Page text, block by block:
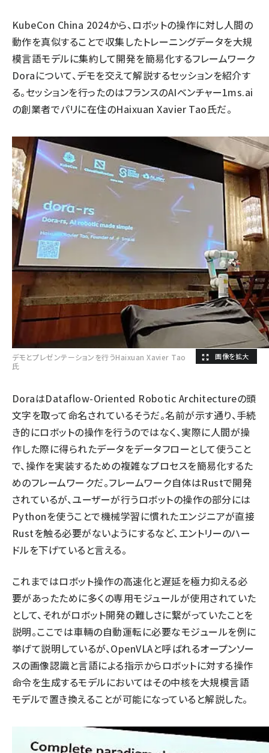
KubeCon China 2024から、ロボットの操作に対し人間の
動作を真似することで収集したトレーニングデータを大規
模言語モデルに集約して開発を簡易化するフレームワーク
Doraについて、デモを交えて解説するセッションを紹介す
る。セッションを行ったのはフランスのAIベンチャー1ms.ai
の創業者でパリに在住のHaixuan Xavier Tao氏だ。
デモとプレゼンテーションを行うHaixuan Xavier Tao
氏
DoraはDataflow-Oriented Robotic Architectureの頭
文字を取って命名されているそうだ。名前が示す通り、手続
き的にロボットの操作を行うのではなく、実際に人間が操
作した際に得られたデータをデータフローとして使うこと
で、操作を実装するための複雑なプロセスを簡易化するた
めのフレームワークだ。フレームワーク自体はRustで開発
されているが、ユーザーが行うロボットの操作の部分には
Pythonを使うことで機械学習に慣れたエンジニアが直接
Rustを触る必要がないようにするなど、エントリーのハー
ドルを下げていると言える。
これまではロボット操作の高速化と遅延を極力抑える必
要があったために多くの専用モジュールが使用されていた
として、それがロボット開発の難しさに繋がっていたことを
説明。ここでは車輛の自動運転に必要なモジュールを例に
挙げて説明しているが、OpenVLAと呼ばれるオープンソー
スの画像認識と言語による指示からロボットに対する操作
命令を生成するモデルにおいてはその中核を大規模言語
モデルで置き換えることが可能になっていると解説した。